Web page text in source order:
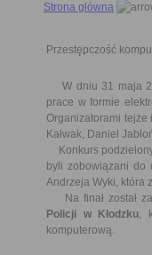
Strona główna
Przestępczość
W dniu 31 maja
prace w formie
Organizatorami tejże
Kałwak, Daniel
Konkurs podzielony
byli zobowiązani do
Andrzeja Wyki, która
Na finał został
Policji w Kłodzku,
komputerową.